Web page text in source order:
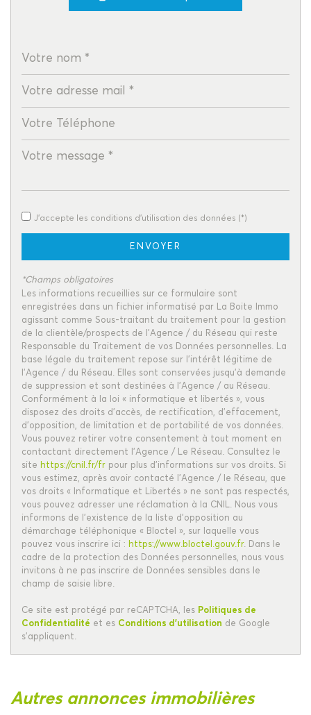
Taxe foncière
Habitants de moins de 25 ans
Habitants de 25 à 55 ans 37,67 %
Habitants de plus de 55 ans
Nombre d'enfants par famille
Maisons
J'accepte les conditions d'utilisation des données (*)
ENVOYER
*Champs obligatoires
Les informations recueillies sur ce formulaire sont
enregistrées dans un fichier informatisé par La Boite Immo
agissant comme Sous-traitant du traitement pour la gestion
de la clientèle/prospects de l'Agence / du Réseau qui reste
Responsable du Traitement de vos Données personnelles. La
base légale du traitement repose sur l'intérêt légitime de
l'Agence / du Réseau. Elles sont conservées jusqu'à demande
de suppression et sont destinées à l'Agence / au Réseau.
Conformément à la loi « informatique et libertés », vous
disposez des droits d’accès, de rectification, d’effacement,
d’opposition, de limitation et de portabilité de vos données.
Vous pouvez retirer votre consentement à tout moment en
contactant directement l’Agence / Le Réseau. Consultez le
site https://cnil.fr/fr pour plus d’informations sur vos droits. Si
vous estimez, après avoir contacté l'Agence / le Réseau, que
vos droits « Informatique et Libertés » ne sont pas respectés,
vous pouvez adresser une réclamation à la CNIL. Nous vous
informons de l’existence de la liste d'opposition au
démarchage téléphonique « Bloctel », sur laquelle vous
pouvez vous inscrire ici : https://www.bloctel.gouv.fr. Dans le
cadre de la protection des Données personnelles, nous vous
invitons à ne pas inscrire de Données sensibles dans le
champ de saisie libre.
Ce site est protégé par reCAPTCHA, les Politiques de
Confidentialité et es Conditions d'utilisation de Google
s'appliquent.
autres annonces immobilières